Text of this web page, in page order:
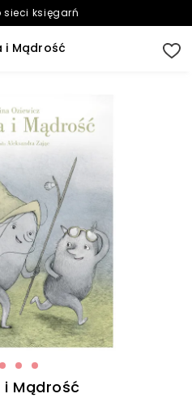
sieci księgarń
i Mądrość
i Mądrość